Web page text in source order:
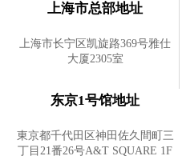
上海市总部地址
上海市长宁区凯旋路369号雅仕
大厦2305室
东京1号馆地址
東京都千代田区神田佐久間町三
丁目21番26号A&T SQUARE 1F